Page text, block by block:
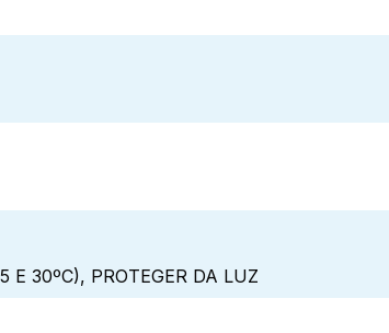
E 30ºC), PROTEGER DA LUZ